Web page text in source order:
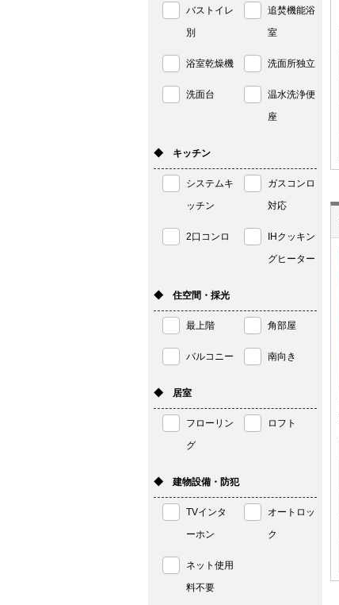
バストイレ
別
追焚機能浴
室
浴室乾燥機 洗面所独立
洗面台
温水洗浄便
座
◆ キッチン
システムキ
ッチン
ガスコンロ
対応
2口コンロ
IHクッキン
グヒーター
◆ 住空間・採光
最上階 角部屋
バルコニー 南向き
◆ 居室
フローリン
グ
ロフト
◆ 建物設備・防犯
TVインタ
ーホン
オートロッ
ク
ネット使用
料不要